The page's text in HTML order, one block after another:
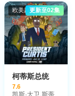
欧美剧更新至02集
柯蒂斯总统
7.6
凯斯·大卫,斯蒂